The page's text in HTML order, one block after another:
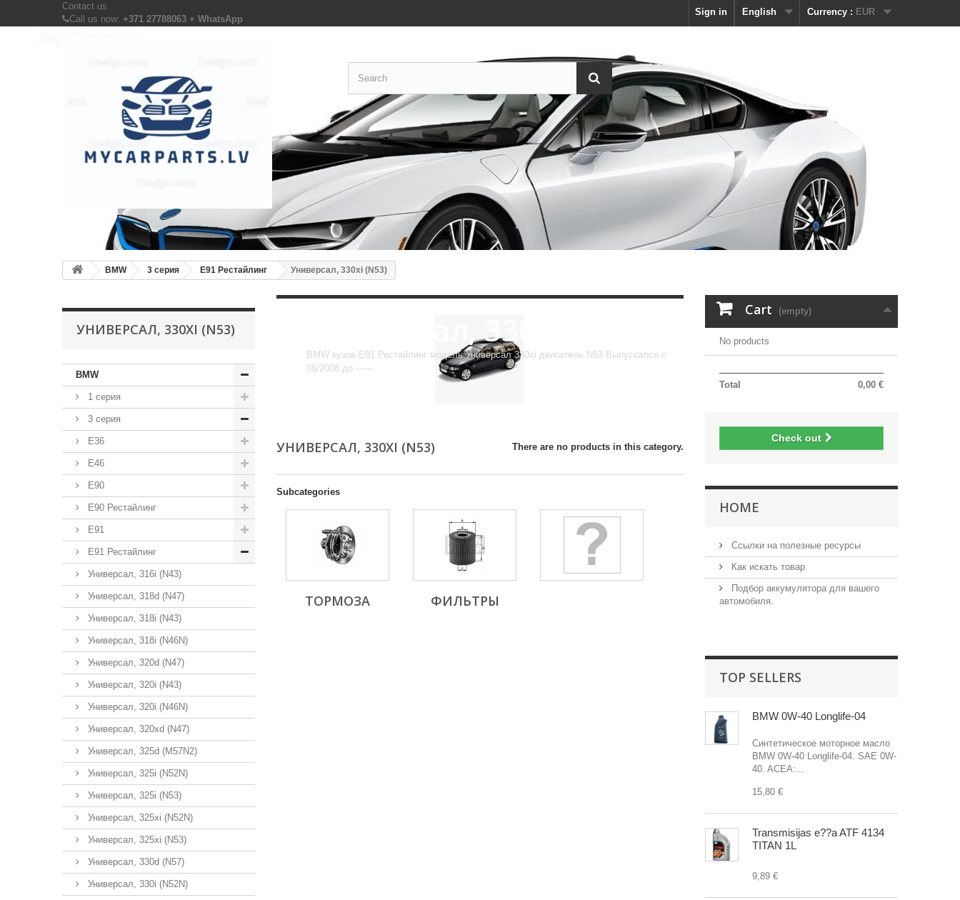
Currency : EUR
English
Sign in
Contact us
Call us now: +371 27788063 + WhatsApp
BMW 3 серия E91 Рестайлинг Универсал, 330xi (N53)
УНИВЕРСАЛ, 330XI (N53)
BMW
1 серия
3 серия
E36
E46
E90
E90 Рестайлинг
E91
E91 Рестайлинг
Универсал, 316i (N43)
Универсал, 318d (N47)
Универсал, 318i (N43)
Универсал, 318i (N46N)
Универсал, 320d (N47)
Универсал, 320i (N43)
Универсал, 320i (N46N)
Универсал, 320xd (N47)
Универсал, 325d (M57N2)
Универсал, 325i (N52N)
Универсал, 325i (N53)
Универсал, 325xi (N52N)
Универсал, 325xi (N53)
Универсал, 330d (N57)
Универсал, 330i (N52N)
Универсал, 330xi (N53)
BMW кузов E91 Рестайлинг модель Универсал 330xi двигатель N53 Выпускался с
06/2008 до ------
УНИВЕРСАЛ, 330XI (N53) There are no products in this category.
Subcategories
ТОРМОЗА ФИЛЬТРЫ
Cart (empty)
No products
0,00 €
Total
Check out
HOME
Ссылки на полезные ресурсы
Как искать товар
Подбор аккумулятора для вашего
автомобиля.
TOP SELLERS
BMW 0W-40 Longlife-04
Синтетическое моторное масло
BMW 0W-40 Longlife-04. SAE 0W-
40. ACEA:...
15,80 €
Transmisijas e??a ATF 4134
TITAN 1L
9,89 €